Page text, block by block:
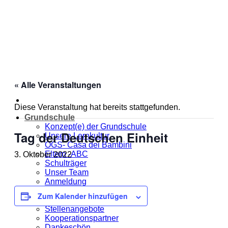
Grundschule
Konzept(e) der Grundschule
Unsere Lernkultur
OGS- Casa dei Bambini
Eltern -ABC
Schulträger
Unser Team
Anmeldung
Unsere MOmeNTE
Stellenangebote
Kooperationspartner
« Alle Veranstaltungen
Diese Veranstaltung hat bereits stattgefunden.
Tag der Deutschen Einheit
3. Oktober 2022
Zum Kalender hinzufügen